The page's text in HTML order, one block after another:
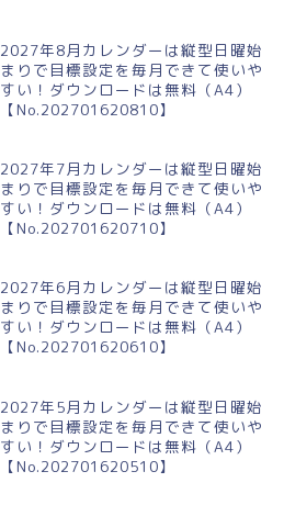
2027年8月カレンダーは縦型日曜始
まりで目標設定を毎月できて使いや
すい！ダウンロードは無料（A4）
【No.202701620810】
2027年7月カレンダーは縦型日曜始
まりで目標設定を毎月できて使いや
すい！ダウンロードは無料（A4）
【No.202701620710】
2027年6月カレンダーは縦型日曜始
まりで目標設定を毎月できて使いや
すい！ダウンロードは無料（A4）
【No.202701620610】
2027年5月カレンダーは縦型日曜始
まりで目標設定を毎月できて使いや
すい！ダウンロードは無料（A4）
【No.202701620510】